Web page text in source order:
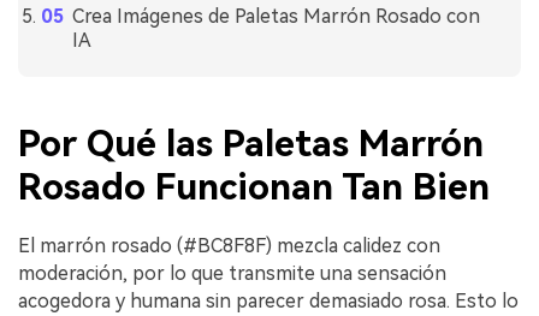
Crea Imágenes de Paletas Marrón Rosado con
IA
Por Qué las Paletas Marrón
Rosado Funcionan Tan Bien
El marrón rosado (#BC8F8F) mezcla calidez con
moderación, por lo que transmite una sensación
acogedora y humana sin parecer demasiado rosa. Esto lo